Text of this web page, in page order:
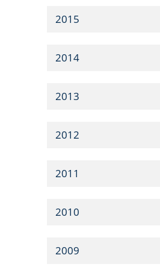
2015
2014
2013
2012
2011
2010
2009